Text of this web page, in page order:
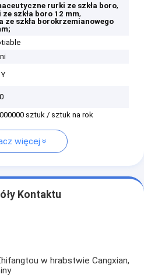
rurki ze szkła boro,
ze szkła boro 12 mm,
ze szkła borokrzemianowego
sztuk / sztuk na rok
więcej
Kontaktu
w hrabstwie Cangxian,